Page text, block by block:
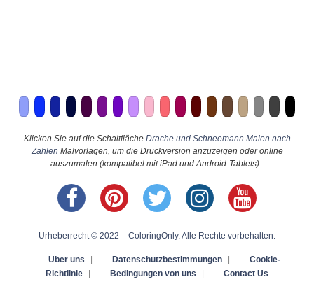
Klicken Sie auf die Schaltfläche Drache und Schneemann Malen nach
Zahlen Malvorlagen, um die Druckversion anzuzeigen oder online
auszumalen (kompatibel mit iPad und Android-Tablets).
Urheberrecht © 2022 – ColoringOnly. Alle Rechte vorbehalten.
Über uns Datenschutzbestimmungen
Cookie-
Richtlinie
Bedingungen von uns Contact Us